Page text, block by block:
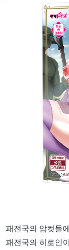
패전국의 암컷들
패전국의 히로인